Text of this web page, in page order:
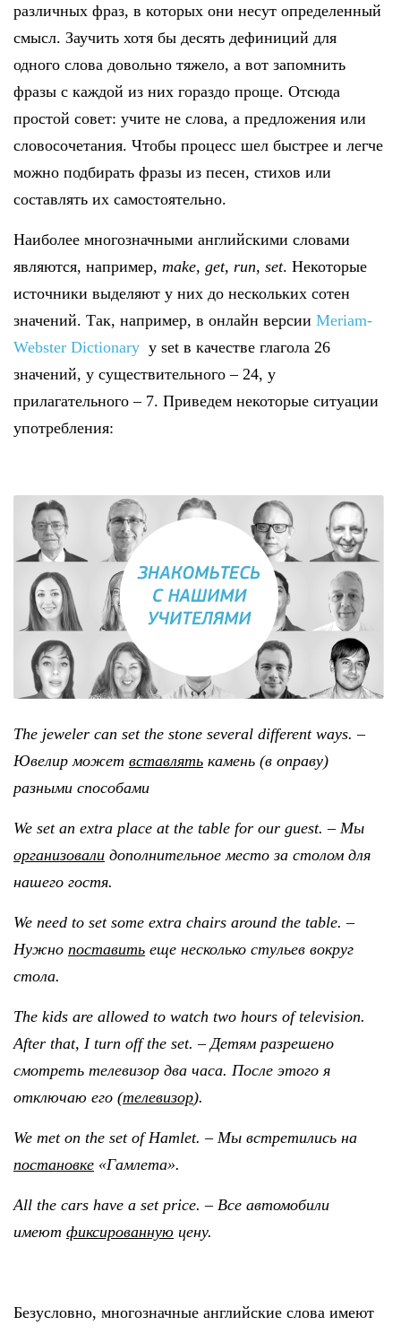
различных фраз, в которых они несут определенный
смысл. Заучить хотя бы десять дефиниций для
одного слова довольно тяжело, а вот запомнить
фразы с каждой из них гораздо проще. Отсюда
простой совет: учите не слова, а предложения или
словосочетания. Чтобы процесс шел быстрее и легче
можно подбирать фразы из песен, стихов или
составлять их самостоятельно.
Наиболее многозначными английскими словами
являются, например, make, get, run, set. Некоторые
источники выделяют у них до нескольких сотен
значений. Так, например, в онлайн версии Meriam-
Webster Dictionary у set в качестве глагола 26
значений, у существительного – 24, у
прилагательного – 7. Приведем некоторые ситуации
употребления:
The jeweler can set the stone several different ways. –
Ювелир может вставлять камень (в оправу)
разными способами
We set an extra place at the table for our guest. – Мы
организовали дополнительное место за столом для
нашего гостя.
We need to set some extra chairs around the table. –
Нужно поставить еще несколько стульев вокруг
стола.
The kids are allowed to watch two hours of television.
After that, I turn off the set. – Детям разрешено
смотреть телевизор два часа. После этого я
отключаю его (телевизор).
We met on the set of Hamlet. – Мы встретились на
постановке «Гамлета».
All the cars have a set price. – Все автомобили
имеют фиксированную цену.
Безусловно, многозначные английские слова имеют